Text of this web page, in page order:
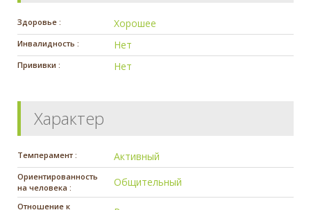
Здоровье : Хорошее
Инвалидность : Нет
Прививки : Нет
Характер
Темперамент : Активный
Ориентированность
на человека :
Общительный
Отношение к